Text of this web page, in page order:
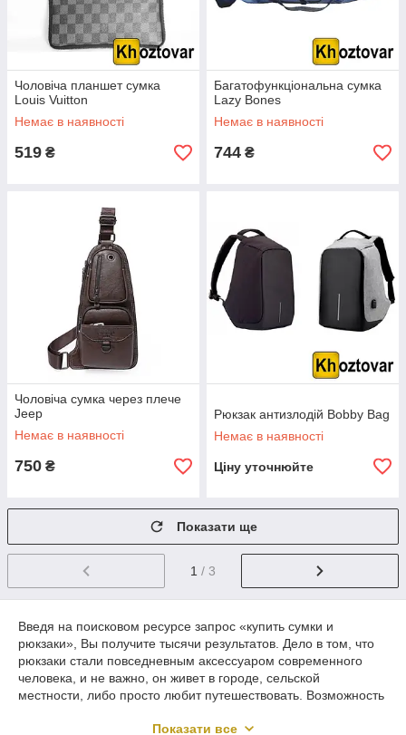
Чоловіча планшет сумка
Louis Vuitton
Немає в наявності
519 ₴
Багатофункціональна сумка
Lazy Bones
Немає в наявності
744 ₴
Чоловіча сумка через плече
Jeep
Немає в наявності
750 ₴
Рюкзак антизлодій Bobby Bag
Немає в наявності
Ціну уточнюйте
Показати ще
1 / 3
Введя на поисковом ресурсе запрос «купить сумки и
рюкзаки», Вы получите тысячи результатов. Дело в том, что
рюкзаки стали повседневным аксессуаром современного
человека, и не важно, он живет в городе, сельской
местности, либо просто любит путешествовать. Возможность
вещи за спиной, пришлась по вкусу многим.
Показати все